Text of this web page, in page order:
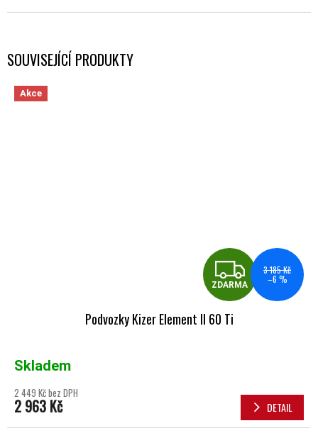
SOUVISEJÍCÍ PRODUKTY
Akce
ZDARMA
3 185 Kč
–6 %
Podvozky Kizer Element II 60 Ti
Skladem
2 449 Kč bez DPH
2 963 Kč DETAIL